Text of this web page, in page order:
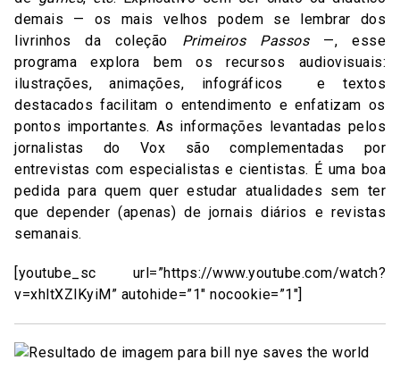
demais — os mais velhos podem se lembrar dos
livrinhos da coleção Primeiros Passos—, esse
programa explora bem os recursos audiovisuais:
ilustrações, animações, infográficos e textos
destacados facilitam o entendimento e enfatizam os
pontos importantes. As informações levantadas pelos
jornalistas do Vox são complementadas por
entrevistas com especialistas e cientistas. É uma boa
pedida para quem quer estudar atualidades sem ter
que depender (apenas) de jornais diários e revistas
semanais.
[youtube_sc url=”https://www.youtube.com/watch?
v=xhltXZlKyiM” autohide=”1″ nocookie=”1″]